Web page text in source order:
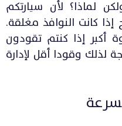
لماذا؟ لأن سيارتكم
كانت النوافذ مغلقة.
أكبر إذا كنتم تقودون
لذلك وقودا أقل لإدارة